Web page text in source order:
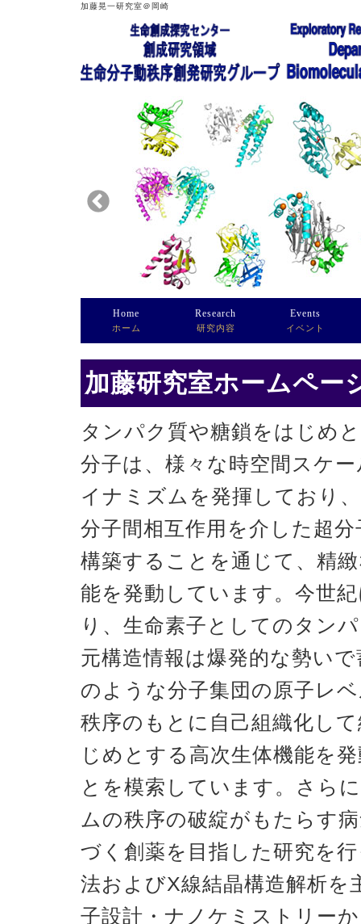
加藤晃一研究室＠岡崎
Home
ホーム
Research
研究内容
Events
イベント
加藤研究室ホームペー
タンパク質や糖鎖をはじめ
分子は、様々な時空間スケ
イナミズムを発揮しており
分子間相互作用を介した超
構築することを通じて、精
能を発動しています。今世
り、生命素子としてのタン
元構造情報は爆発的な勢い
のような分子集団の原子レ
秩序のもとに自己組織化し
じめとする高次生体機能を
とを模索しています。さら
ムの秩序の破綻がもたらす
づく創薬を目指した研究を
法およびX線結晶構造解析を
子設計・ナノケミストリー